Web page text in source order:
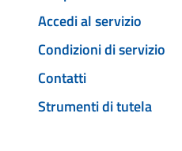
Accedi al servizio
Condizioni di servizio
Contatti
Strumenti di tutela